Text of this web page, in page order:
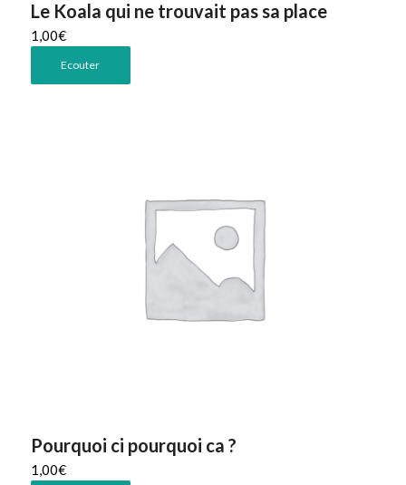
Le Koala qui ne trouvait pas sa place
1,00€
Ecouter
Pourquoi ci pourquoi ca ?
1,00€